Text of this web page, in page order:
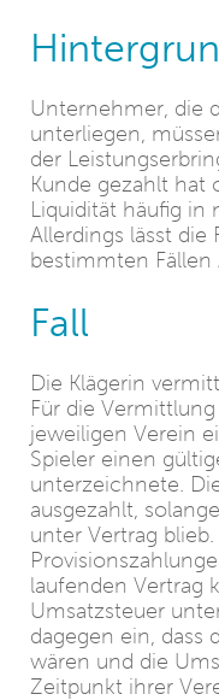
Unternehmer, die
unterliegen,
der
Kunde gezahlt hat
Liquidität häufig in
Allerdings lässt die
bestimmten Fällen
Fall
Die Klägerin
Für die
jeweiligen Verein
Spieler einen
unterzeichnete.
ausgezahlt,
unter Vertrag
laufenden Vertrag
Umsatzsteuer
dagegen ein, dass
wären und die
Zeitpunkt ihrer